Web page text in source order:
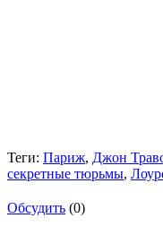
Теги: Париж, Джон
секретные тюрьмы,
Обсудить (0)